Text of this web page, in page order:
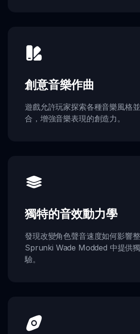
創意音樂作曲
遊戲允許玩家探索各種音樂風格
合，增強音樂表現的創造力。
獨特的音效動力學
發現改變角色聲音速度如何影響
Sprunki Wade Modded 中提供
驗。